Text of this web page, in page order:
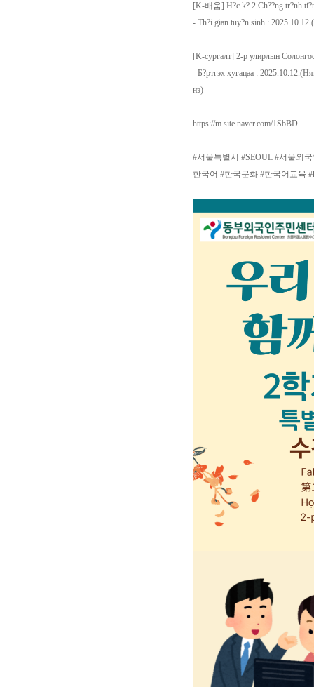
[K-배움] H?c k? 2 Ch??ng tr?nh
- Th?i gian tuy?n sinh :
[K-сургалт] 2-р улирлын
- Б?ртгэх хугацаа :
нэ)
https://m.site.naver.com/1SbBD
#서울특별시 #SEOUL #서울외
한국어 #한국문화 #한국어교육